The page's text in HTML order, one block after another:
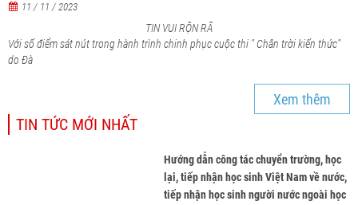
11 / 11 / 2023
TIN VUI RỘN RÃ
Với số điểm sát nút trong hành trình chinh phục cuộc thi " Chân trời kiến thức"
do Đà
Xem thêm
TIN TỨC MỚI NHẤT
Hướng dẫn công tác chuyển trường, học
lại, tiếp nhận học sinh Việt Nam về nước,
tiếp nhận học sinh người nước ngoài học